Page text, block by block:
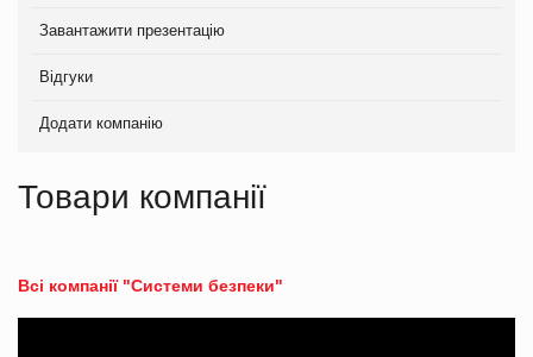
Завантажити презентацію
Відгуки
Додати компанію
Товари компанії
Всі компанії "Системи безпеки"